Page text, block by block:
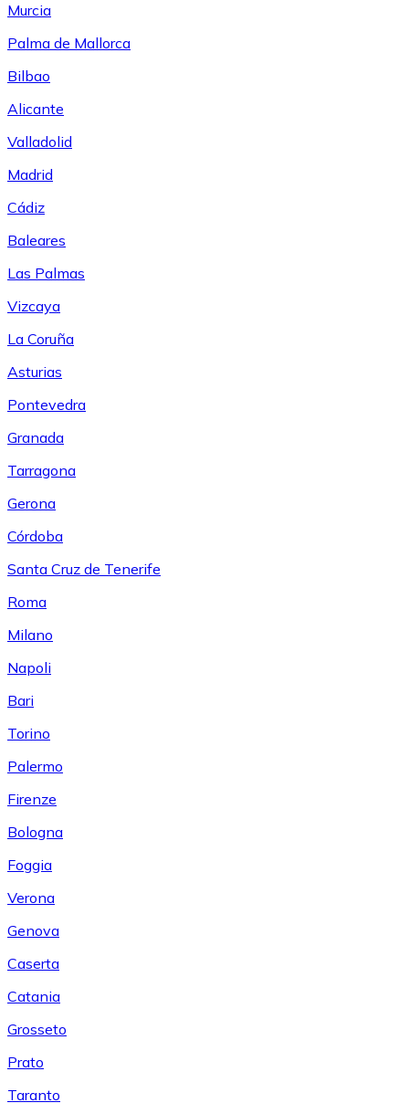
Murcia
Palma de Mallorca
Bilbao
Alicante
Valladolid
Madrid
Cádiz
Baleares
Las Palmas
Vizcaya
La Coruña
Asturias
Pontevedra
Granada
Tarragona
Gerona
Córdoba
Santa Cruz de Tenerife
Roma
Milano
Napoli
Bari
Torino
Palermo
Firenze
Bologna
Foggia
Verona
Genova
Caserta
Catania
Grosseto
Prato
Taranto